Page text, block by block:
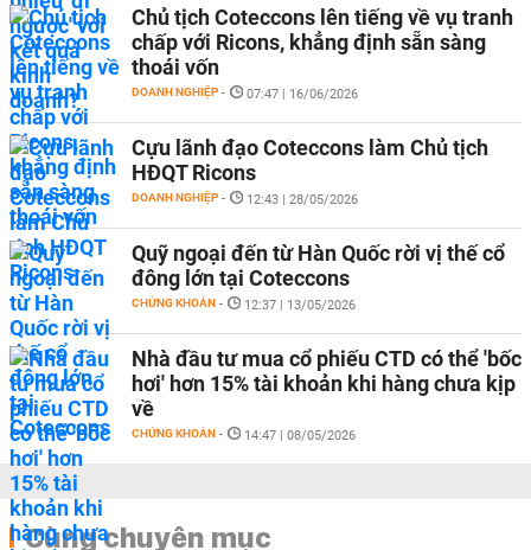
Chủ tịch Coteccons lên tiếng về vụ tranh
chấp với Ricons, khẳng định sẵn sàng
thoái vốn
DOANH NGHIỆP - 07:47 | 16/06/2026
Cựu lãnh đạo Coteccons làm Chủ tịch
HĐQT Ricons
DOANH NGHIỆP - 12:43 | 28/05/2026
Quỹ ngoại đến từ Hàn Quốc rời vị thế cổ
đông lớn tại Coteccons
CHỨNG KHOÁN - 12:37 | 13/05/2026
Nhà đầu tư mua cổ phiếu CTD có thể 'bốc
hơi' hơn 15% tài khoản khi hàng chưa kịp
về
CHỨNG KHOÁN - 14:47 | 08/05/2026
Cùng chuyên mục